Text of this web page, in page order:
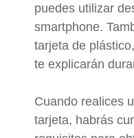
puedes utilizar
smartphone.
tarjeta de
te explicarán
Cuando realices
tarjeta, habrás